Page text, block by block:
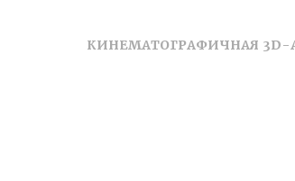
КИНЕМАТОГРАФИЧНАЯ